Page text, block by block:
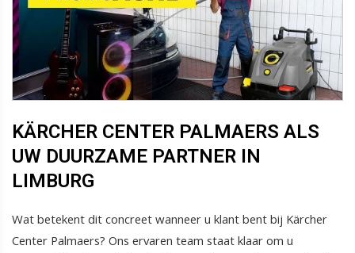
KÄRCHER CENTER PALMAERS ALS
UW DUURZAME PARTNER IN
LIMBURG
Wat betekent dit concreet wanneer u klant bent bij Kärcher
Center Palmaers? Ons ervaren team staat klaar om u